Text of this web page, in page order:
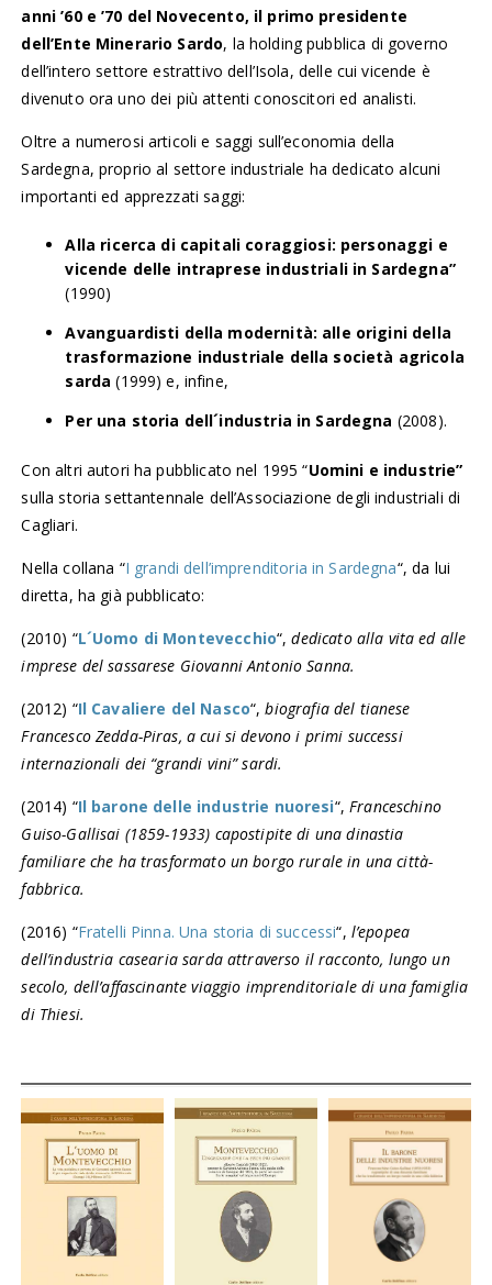
anni ’60 e ’70 del Novecento, il primo presidente
dell’Ente Minerario Sardo, la holding pubblica di governo
dell’intero settore estrattivo dell’Isola, delle cui vicende è
divenuto ora uno dei più attenti conoscitori ed analisti.
Oltre a numerosi articoli e saggi sull’economia della
Sardegna, proprio al settore industriale ha dedicato alcuni
importanti ed apprezzati saggi:
Alla ricerca di capitali coraggiosi: personaggi e
vicende delle intraprese industriali in Sardegna”
(1990)
Avanguardisti della modernità: alle origini della
trasformazione industriale della società agricola
sarda (1999) e, infine,
Per una storia dell´industria in Sardegna (2008).
Con altri autori ha pubblicato nel 1995 “Uomini e industrie”
sulla storia settantennale dell’Associazione degli industriali di
Cagliari.
Nella collana “I grandi dell’imprenditoria in Sardegna“, da lui
diretta, ha già pubblicato:
(2010) “L´Uomo di Montevecchio“,dedicato alla vita ed alle
imprese del sassarese Giovanni Antonio Sanna.
(2012) “Il Cavaliere del Nasco“,biografia del tianese
Francesco Zedda-Piras, a cui si devono i primi successi
internazionali dei “grandi vini” sardi.
(2014) “Il barone delle industrie nuoresi“, Franceschino
Guiso-Gallisai (1859-1933) capostipite di una dinastia
familiare che ha trasformato un borgo rurale in una città-
fabbrica.
(2016) “Fratelli Pinna. Una storia di successi“, l’epopea
dell’industria casearia sarda attraverso il racconto, lungo un
secolo, dell’affascinante viaggio imprenditoriale di una famiglia
di Thiesi.